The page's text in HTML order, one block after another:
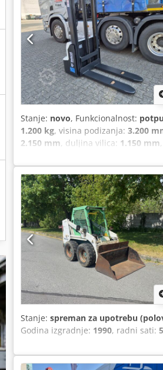
Stanje: novo, Funkcionalnost:
1.200 kg, visina podizanja: 3.200
2.150 mm, duljina vilica: 1.150 mm
Stanje: spreman za upotrebu
Godina izgradnje: 1990, radni sati: